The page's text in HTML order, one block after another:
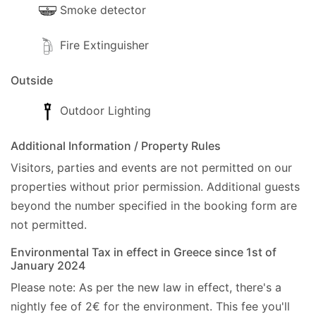
Smoke detector
Fire Extinguisher
Outside
Outdoor Lighting
Additional Information / Property Rules
Visitors, parties and events are not permitted on our
properties without prior permission. Additional guests
beyond the number specified in the booking form are
not permitted.
Environmental Tax in effect in Greece since 1st of
January 2024
Please note: As per the new law in effect, there's a
nightly fee of 2€ for the environment. This fee you'll